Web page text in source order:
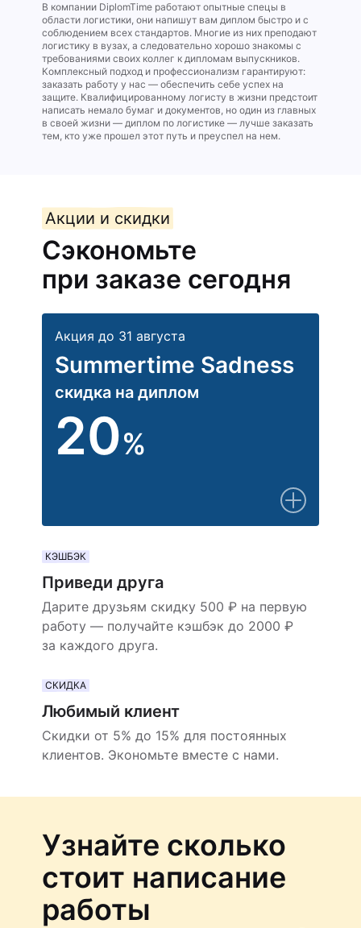
В компании DiplomTime работают опытные спецы в
области логистики, они напишут вам диплом быстро и с
соблюдением всех стандартов. Многие из них преподают
логистику в вузах, а следовательно хорошо знакомы с
требованиями своих коллег к дипломам выпускников.
Комплексный подход и профессионализм гарантируют:
заказать работу у нас — обеспечить себе успех на
защите. Квалифицированному логисту в жизни предстоит
написать немало бумаг и документов, но один из главных
в своей жизни — диплом по логистике — лучше заказать
тем, кто уже прошел этот путь и преуспел на нем.
Акции и скидки
Сэкономьте
при заказе сегодня
Акция до 31 августа
Summertime Sadness
скидка на диплом
20%
КЭШБЭК
Приведи друга
Дарите друзьям скидку 500 ₽ на первую
работу — получайте кэшбэк до 2000 ₽
за каждого друга.
СКИДКА
Любимый клиент
Скидки от 5% до 15% для постоянных
клиентов. Экономьте вместе с нами.
Узнайте сколько
стоит написание
работы